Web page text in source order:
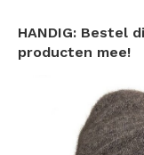
Goed te
Holle kern
lucht goed
Al met al een
HANDIG: Bestel
producten mee!